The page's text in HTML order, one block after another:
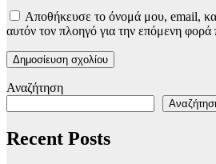
Αποθήκευσε το όνομά μου, email,
αυτόν τον πλοηγό για την επόμενη
Αναζήτηση
Recent Posts